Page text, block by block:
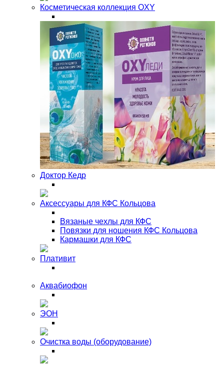
Косметическая коллекция OXY
Доктор Кедр
Аксессуары для КФС Кольцова
Вязаные чехлы для КФС
Повязки для ношения КФС Кольцова
Кармашки для КФС
Плативит
Аквабиофон
ЭОН
Очистка воды (оборудование)